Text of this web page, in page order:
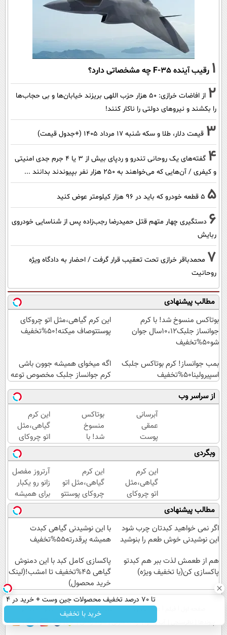
1 رقیب آینده F-35 چه مشخصاتی دارد؟
2
از افاضات خرازی: ۵۰ هزار حزب اللهی بریزند خیابان‌ها و بی حجاب‌ها
را بکشند و نیرو‌های دولتی را ناکار کنند!
3 قیمت دلار، طلا و سکه شنبه ۱۷ مرداد ۱۴۰۵ (+جدول قیمت)
4
گفته‌های یک روحانی تندرو و ردپای بیش از ۳ یا ۴ جرم جدی امنیتی
و کیفری / آن‌هایی که می‌خواهند به ۲۵۰ هزار نفر بپیوندند بدانند ...
5 ۵ قطعه خودرو که باید در ۹۶ هزار کیلومتر عوض کنید
6 دستگیری چهار متهم قتل حمیدرضا رجب‌زاده پس از شناسایی خودروی
ربایش
7 محمدباقر خرازی تحت تعقیب قرار گرفت / احضار به دادگاه ویژه
روحانیت
مطالب پیشنهادی
بوتاکس منسوخ شد! با کرم
جوانساز جلبک10،12سال جوان
شو50%تخفیف
این کرم گیاهی،مثل اتو چروکای
پوستتوصاف میکنه!50%تخفیف
بمب جوانساز! کرم بوتاکس جلبک
اسپیرولینا50%تخفیف
اگه میخوای همیشه جوون باشی
کرم جوانساز جلبک مخصوص توعه
از سراسر وب
آبرسانی
عمقی
پوست
در
تابستان
با کرم
جوانساز
آلمانی!
بوتاکس
منسوخ
شد! با
کرم
جوانساز
جوان
شو50%تخفیف
این کرم
گیاهی،مثل
اتو چروکای
پوستتوصاف
میکنه!50%تخفیف
وبگردی
این کرم
گیاهی،مثل
اتو چروکای
پوستتوصاف
میکنه!50%تخفیف
این کرم
گیاهی،مثل اتو
چروکای پوستتو
صاف
میکنه!+تخفیف
ویژه
آرتروز مفصل
زانو رو یکبار
برای همیشه
درمان کن!
◗پرسش‌نامه◖
مطالب پیشنهادی
اگر نمی خواهید کبدتان چرب شود
این نوشیدنی خوش طعم را بنوشید
با این نوشیدنی گیاهی کبدت
همیشه پرقدرته55%تخفیف
هم از طعمش لذت ببر هم کبدتو
پاکسازی کن(با تخفیف ویژه)
پاکسازی کامل کبد با این دمنوش
گیاهی 45%تخفیف تا امشب!(لینک
خرید محصول)
تا 70 درصد تخفیف محصولات جین وست + خرید در 4
قسط
خرید با تخفیف عصر ایران۲ درباره عصرایران تماس با ما
آب و هوا اوقات شرعی سواد زندگی